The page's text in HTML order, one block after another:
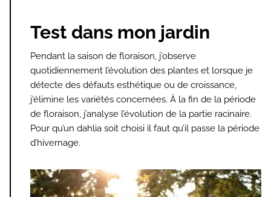
Test dans mon jardin
Pendant la saison de floraison, j’observe
quotidiennement l’évolution des plantes et lorsque je
détecte des défauts esthétique ou de croissance,
j’élimine les variétés concernées. À la fin de la période
de floraison, j’analyse l’évolution de la partie racinaire.
Pour qu’un dahlia soit choisi il faut qu’il passe la période
d’hivernage.